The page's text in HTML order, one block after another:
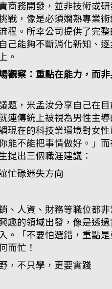
商務開發，並非技術或
戰，像是必須嫻熟專業
程。所幸公司提供了完
己能夠不斷消化新知、
。
觀察：重點在能力，而
題，米孟汝分享自己在
連傳統上被視為男性主
現在的科技業環境對女
能不能把事情做好。」而
提出三個職涯建議：
忙碌迷失方向
、人資、財務等職位都
趣的領域出發，像是透
。「不要怕選錯，重點
而忙！
，不只學，更要實踐